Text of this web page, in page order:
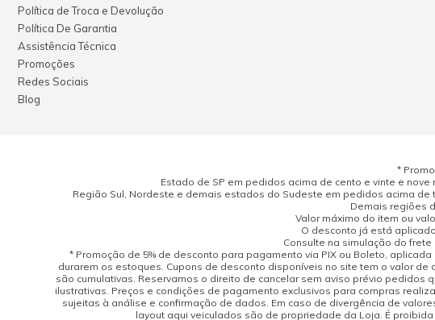
Política de Troca e Devolução
Política De Garantia
Assistência Técnica
Promoções
Redes Sociais
Blog
*
Estado de SP em pedidos acima de cento e vinte e
Região Sul, Nordeste e demais estados do Sudeste em pedidos acima
Demais regiões
Valor máximo do item ou
O desconto já está
Consulte na simulação do
* Promoção de 5% de desconto para pagamento via PIX ou Boleto,
durarem os estoques. Cupons de desconto disponíveis no site tem o valor
são cumulativas. Reservamos o direito de cancelar sem aviso prévio
ilustrativas. Preços e condições de pagamento exclusivos para compras
sujeitas à análise e confirmação de dados. Em caso de divergência de
layout aqui veiculados são de propriedade da Loja. É